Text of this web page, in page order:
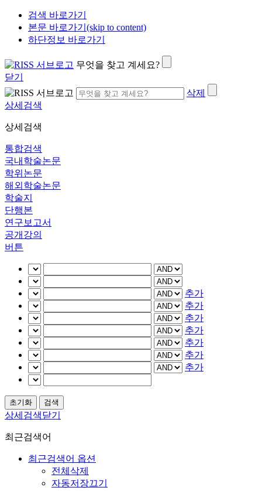
검색 바로가기
본문 바로가기(skip to content)
하단정보 바로가기
무엇을 찾고 계세요?
닫기
삭제
상세검색
상세검색
통합검색
국내학술논문
학위논문
해외학술논문
학술지
단행본
연구보고서
공개강의
버튼
추가
추가
추가
추가
추가
추가
추가
상세검색닫기
최근검색어
최근검색어 옵션
전체삭제
자동저장끄기